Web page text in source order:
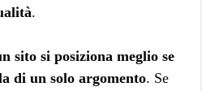
.
sito si posiziona meglio se
di un solo argomento. Se